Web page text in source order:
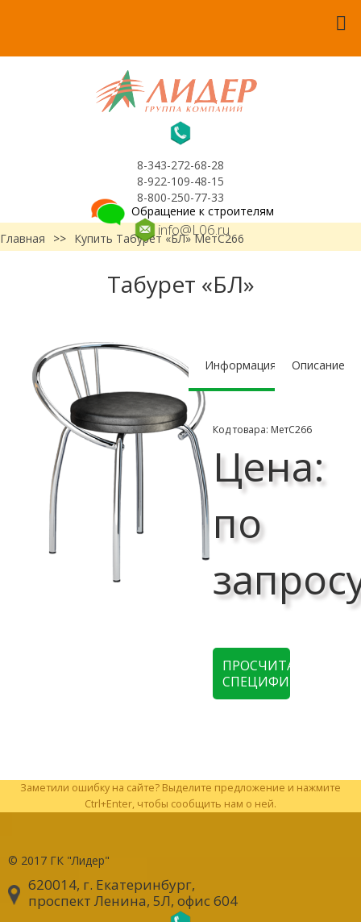
8-343-272-68-28
8-922-109-48-15
8-800-250-77-33
info@L06.ru
Обращение к строителям
Главная
>> Купить Табурет «БЛ» МетС266
Табурет «БЛ»
Информация Описание
Код товара: МетС266
Цена:
по
ПРОСЧИТАТЬ
СПЕЦИФИКАЦИЮ
Заметили ошибку на сайте? Выделите предложение и нажмите
Ctrl+Enter, чтобы сообщить нам о ней.
© 2017 ГК "Лидер"
620014, г. Екатеринбург,
проспект Ленина, 5Л, офис 604